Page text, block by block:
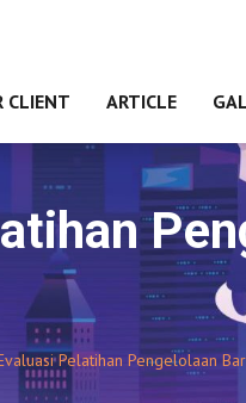
CLIENT ARTICLE
Pelatihan Pengelolaan